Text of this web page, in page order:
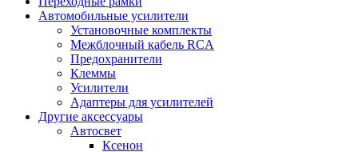
Автомобильные усилители
Установочные комплекты
Межблочный кабель RCA
Предохранители
Клеммы
Усилители
Адаптеры для усилителей
Другие аксессуары
Автосвет
Ксенон